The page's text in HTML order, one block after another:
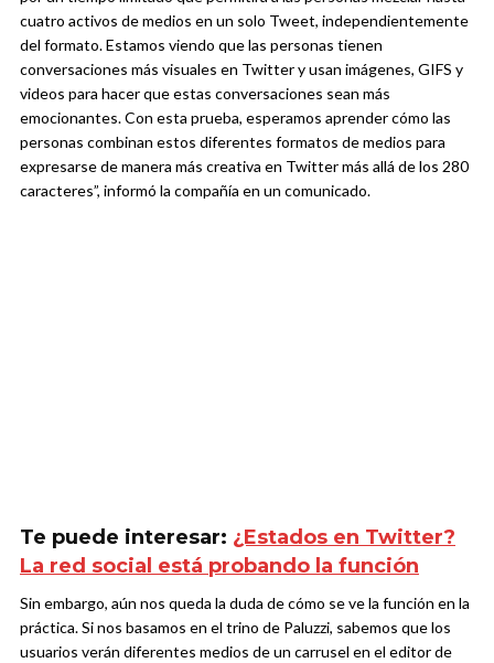
cuatro activos de medios en un solo Tweet, independientemente
del formato. Estamos viendo que las personas tienen
conversaciones más visuales en Twitter y usan imágenes, GIFS y
videos para hacer que estas conversaciones sean más
emocionantes. Con esta prueba, esperamos aprender cómo las
personas combinan estos diferentes formatos de medios para
expresarse de manera más creativa en Twitter más allá de los 280
caracteres”, informó la compañía en un comunicado.
Te puede interesar: ¿Estados en Twitter?
La red social está probando la función
Sin embargo, aún nos queda la duda de cómo se ve la función en la
práctica. Si nos basamos en el trino de Paluzzi, sabemos que los
usuarios verán diferentes medios de un carrusel en el editor de